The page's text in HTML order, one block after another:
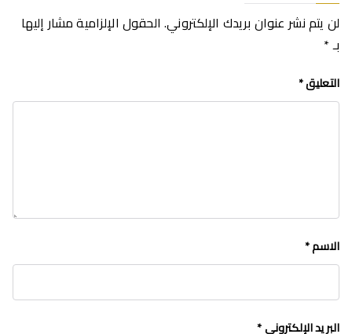
لن يتم نشر عنوان بريدك الإلكتروني. الحقول الإلزامية مشار إليها
بـ*
التعليق*
الاسم*
البريد الإلكتروني*